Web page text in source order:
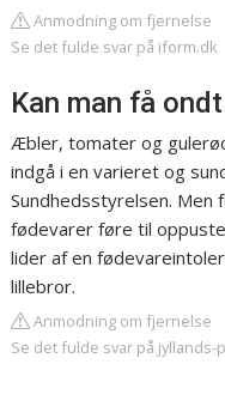
Anmodning om fjernelse
Se det fulde svar på iform.dk
Kan man få
Æbler, tomater og
indgå i en varieret og
Sundhedsstyrelsen. Men
fødevarer føre til
lider af en
lillebror.
Anmodning om fjernelse
Se det fulde svar på jyllands-